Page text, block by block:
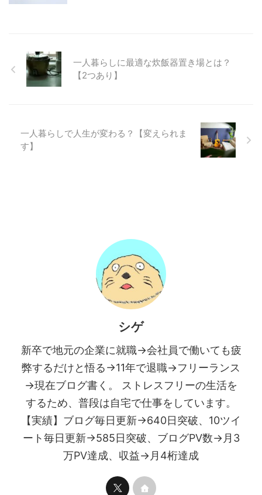
一人暮らしに最適な炊飯器置き場とは？
【2つあり】
一人暮らしで人生が変わる？【変えられま
す】
シゲ
新卒で地元の企業に就職→会社員で働いても疲
弊するだけと悟る→11年で退職→フリーランス
→現在ブログ書く。 ストレスフリーの生活を
するため、普段は自宅で仕事をしています。
【実績】ブログ毎日更新→640日突破、10ツイ
ート毎日更新→585日突破、ブログPV数→月3
万PV達成、収益→月4桁達成